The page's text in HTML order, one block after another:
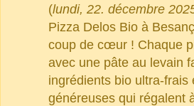
(lundi, 22. décembre
Pizza Delos Bio à
coup de cœur ! Chaque
avec une pâte au levain
ingrédients bio ultra-frais
généreuses qui régalent